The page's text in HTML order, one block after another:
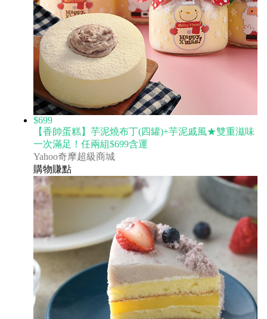
$699
【香帥蛋糕】芋泥燒布丁(四罐)+芋泥戚風★雙重滋味
一次滿足！任兩組$699含運
Yahoo奇摩超級商城
購物賺點